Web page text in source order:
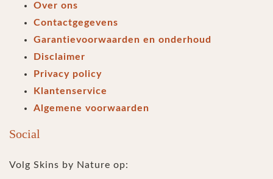
Over ons
Contactgegevens
Garantievoorwaarden en onderhoud
Disclaimer
Privacy policy
Klantenservice
Algemene voorwaarden
Social
Volg Skins by Nature op: